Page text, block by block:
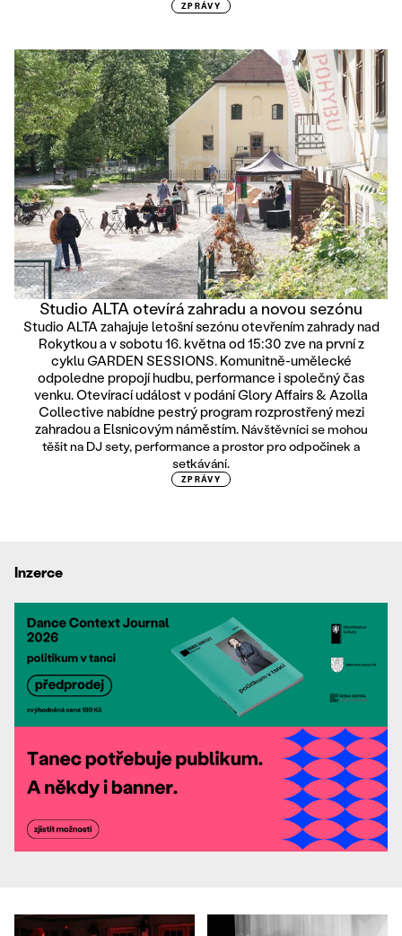
ZPRÁVY
Studio ALTA otevírá zahradu a novou sezónu
Studio ALTA zahajuje letošní sezónu otevřením zahrady nad
Rokytkou a v sobotu 16. května od 15:30 zve na první z
cyklu GARDEN SESSIONS. Komunitně-umělecké
odpoledne propojí hudbu, performance i společný čas
venku. Otevírací událost v podání Glory Affairs & Azolla
Collective nabídne pestrý program rozprostřený mezi
zahradou a Elsnicovým náměstím. Návštěvníci se mohou
těšit na DJ sety, performance a prostor pro odpočinek a
setkávání.
ZPRÁVY
Inzerce